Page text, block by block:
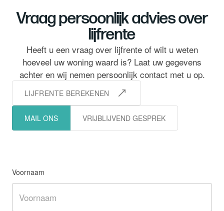
Vraag persoonlijk advies over
lijfrente
Heeft u een vraag over lijfrente of wilt u weten
hoeveel uw woning waard is? Laat uw gegevens
LIJFRENTE BEREKENEN
MAIL ONS VRIJBLIJVEND GESPREK
Voornaam